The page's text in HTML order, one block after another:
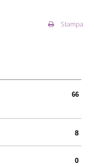
Stampa
66
8
0